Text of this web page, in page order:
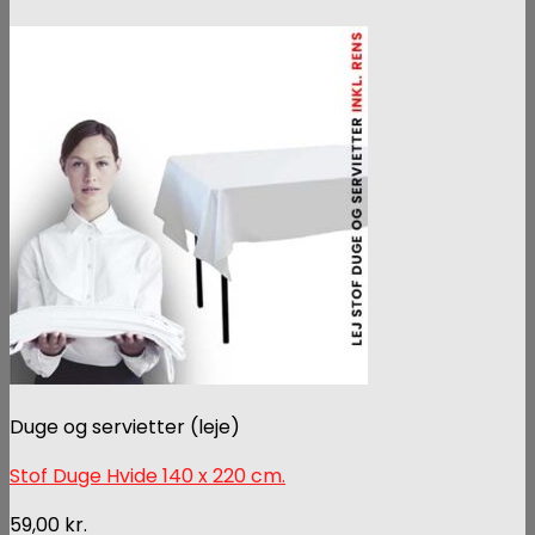
Duge og servietter (leje)
Stof Duge Hvide 140 x 220 cm.
59,00 kr.